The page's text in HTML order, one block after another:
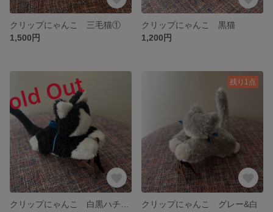
クリップにゃんこ 三毛猫①
1,500円
クリップにゃんこ 黒猫
1,200円
残り1点
クリップにゃんこ グレー&白